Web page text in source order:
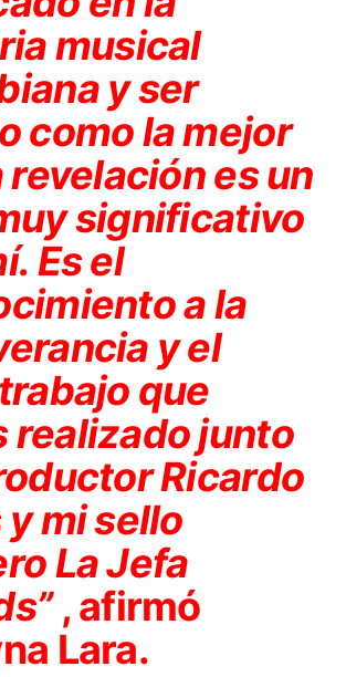
musical
y ser
como la mejor
es un
significativo
Es el
a la
y el
que
realizado junto
Ricardo
y mi sello
La Jefa
, afirmó
Lara.